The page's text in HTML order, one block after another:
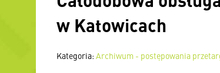
w Katowicach
Kategoria: Archiwum - postępowania